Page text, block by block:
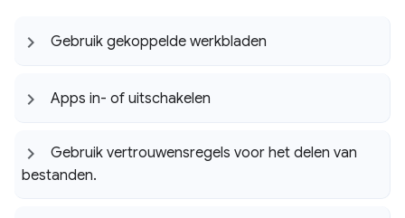
Gebruik gekoppelde werkbladen
Apps in- of uitschakelen
Gebruik vertrouwensregels voor het delen van
bestanden.